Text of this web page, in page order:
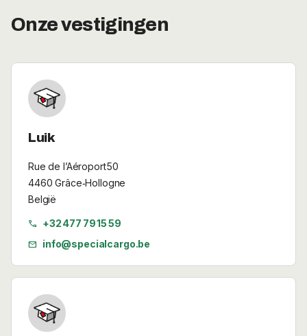
Onze vestigingen
Luik
Rue de l’Aéroport 50
4460 Grâce‑Hollogne
België
call +32 477 79 15 59
mail info@specialcargo.be